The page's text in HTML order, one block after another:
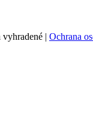
| Ochrana